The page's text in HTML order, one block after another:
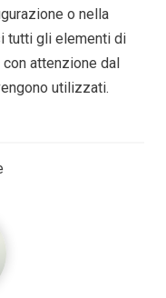
o nella
tutti gli elementi di
attenzione dal
utilizzati.